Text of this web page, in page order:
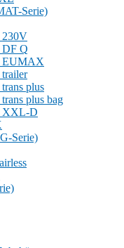
Serie)
Q
EUMAX
plus
plus bag
XXL-D
Serie)